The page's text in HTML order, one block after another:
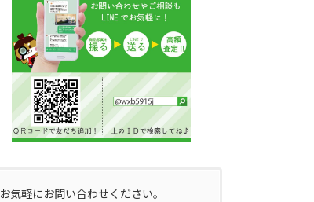
お気軽にお問い合わせください。